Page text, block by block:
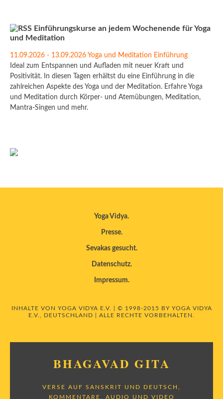
Einführungskurse an jedem Wochenende für Yoga
und Meditation
11.09.2026 - 13.09.2026 Yoga und Meditation Einführung
Ideal zum Entspannen und Aufladen mit neuer Kraft und
Positivität. In diesen Tagen erhältst du eine Einführung in die
zahlreichen Aspekte des Yoga und der Meditation. Erfahre Yoga
und Meditation durch Körper- und Atemübungen, Meditation,
Mantra-Singen und mehr.
Yoga Vidya
Presse
Sevakas gesucht
Datenschutz
Impressum
INHALTE VON YOGA VIDYA E.V. | © 1998-2015 BY YOGA VIDYA
E.V., DEUTSCHLAND | ALLE RECHTE VORBEHALTEN.
BHAGAVAD GITA
VERSE AUF SANSKRIT UND DEUTSCH,
KOMMENTARE, AUDIO UND VIDEO